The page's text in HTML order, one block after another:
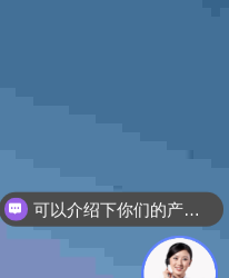
可以介绍下你们的产品么